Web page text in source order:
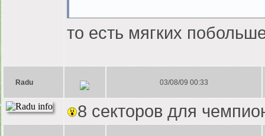
то есть мягких
Radu 03/08/09 00:33
8 секторов для